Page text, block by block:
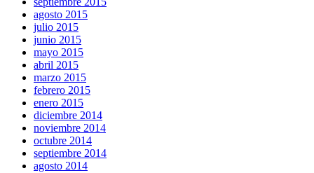
agosto 2015
julio 2015
junio 2015
mayo 2015
abril 2015
marzo 2015
febrero 2015
enero 2015
diciembre 2014
noviembre 2014
octubre 2014
septiembre 2014
agosto 2014